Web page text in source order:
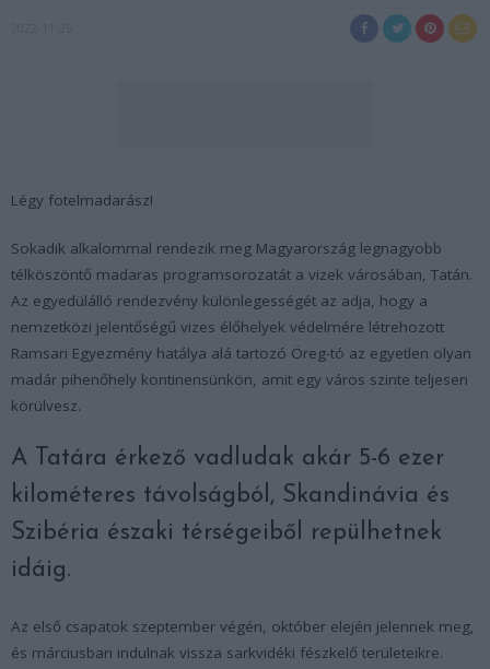
Légy fotelmadarász!
Sokadik alkalommal rendezik meg Magyarország legnagyobb
télköszöntő madaras programsorozatát a vizek városában, Tatán.
Az egyedülálló rendezvény különlegességét az adja, hogy a
nemzetközi jelentőségű vizes élőhelyek védelmére létrehozott
Ramsari Egyezmény hatálya alá tartozó Öreg-tó az egyetlen olyan
madár pihenőhely kontinensünkön, amit egy város szinte teljesen
körülvesz.
A Tatára érkező vadludak akár 5-6 ezer
kilométeres távolságból, Skandinávia és
Szibéria északi térségeiből repülhetnek
idáig.
Az első csapatok szeptember végén, október elején jelennek meg,
és márciusban indulnak vissza sarkvidéki fészkelő területeikre.